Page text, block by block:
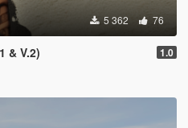
5 362 76
& V.2) 1.0